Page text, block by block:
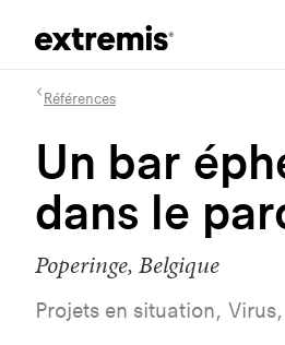
Références
Un bar
dans le
Poperinge, Belgique
Projets en situation,